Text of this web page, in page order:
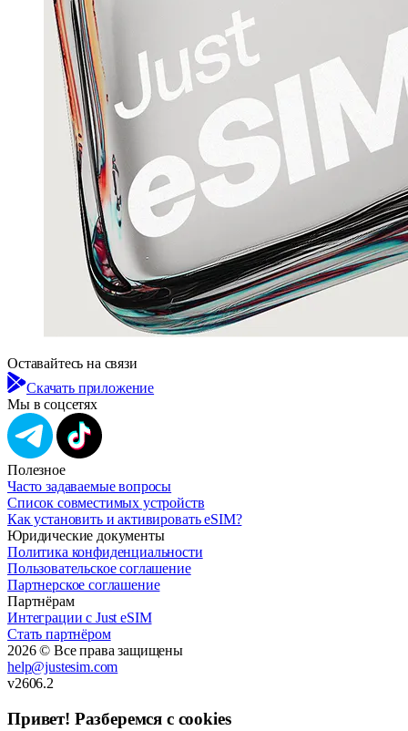
Оставайтесь на связи
Скачать приложение
Мы в соцсетях
Полезное
Часто задаваемые вопросы
Список совместимых устройств
Как установить и активировать eSIM?
Юридические документы
Политика конфиденциальности
Пользовательское соглашение
Партнерское соглашение
Партнёрам
Интеграции с Just eSIM
Стать партнёром
2026 © Все права защищены
help@justesim.com
v2606.2
Привет! Разберемся с cookies